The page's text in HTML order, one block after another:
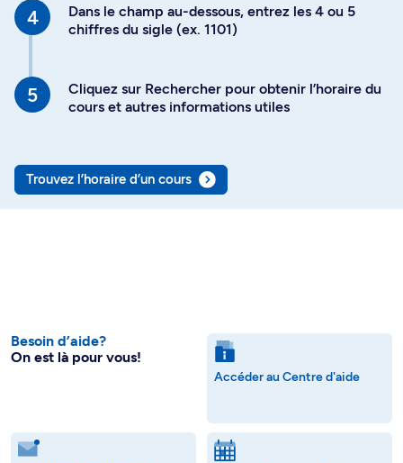
Dans le champ au-dessous, entrez les 4 ou 5
chiffres du sigle (ex. 1101)
Cliquez sur Rechercher pour obtenir l’horaire du
cours et autres informations utiles
Trouvez l’horaire d’un cours
Besoin d’aide?
On est là pour vous!
Accéder au Centre d'aide